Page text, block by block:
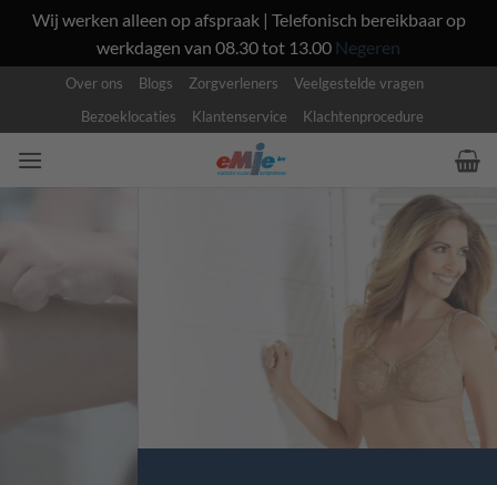
Wij werken alleen op afspraak | Telefonisch bereikbaar op
werkdagen van 08.30 tot 13.00 Negeren
inhoud
Over ons Blogs Zorgverleners
Veelgestelde vragen
Bezoeklocaties
Klantenservice Klachtenprocedure
M
A
M
M
A
C
A
R
E
,
O
N
Z
E
Z
O
R
G
Borstprothesen & passende
lingerie gratis bij u thuis